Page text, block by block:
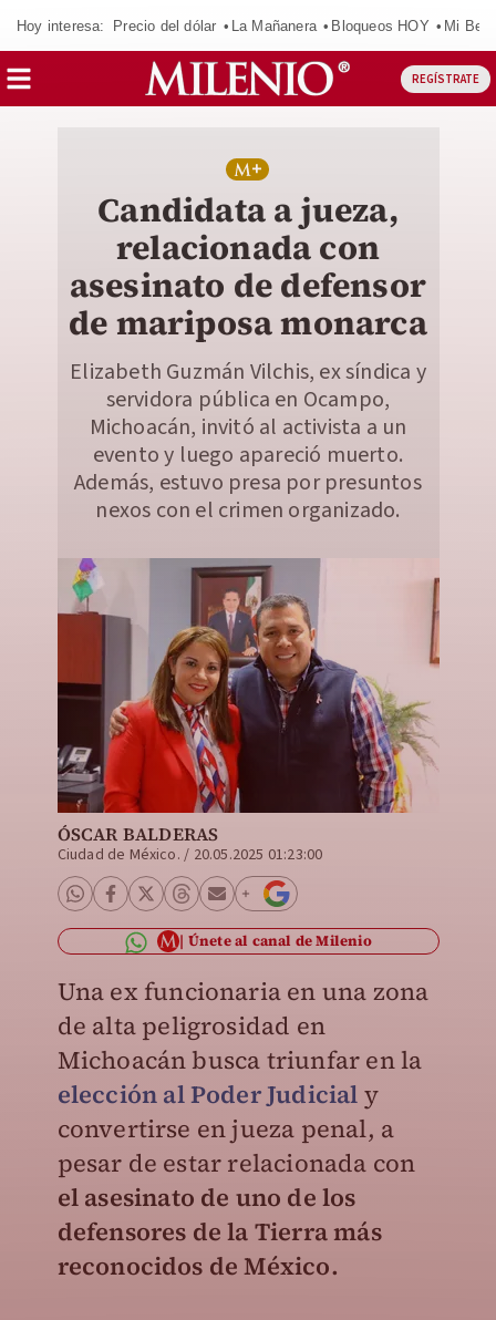
Hoy interesa: Precio del dólar La Mañanera Bloqueos HOY Mi
REGÍSTRATE
Candidata a jueza,
relacionada con
asesinato de defensor
de mariposa monarca
Elizabeth Guzmán Vilchis, ex síndica y
servidora pública en Ocampo,
Michoacán, invitó al activista a un
evento y luego apareció muerto.
Además, estuvo presa por presuntos
nexos con el crimen organizado.
ÓSCAR BALDERAS
Ciudad de México. / 20.05.2025 01:23:00
Únete al canal de Milenio
Una ex funcionaria en una zona
de alta peligrosidad en
Michoacán busca triunfar en la
elección al Poder Judicial y
convertirse en jueza penal, a
pesar de estar relacionada con
el asesinato de uno de los
defensores de la Tierra más
reconocidos de México.